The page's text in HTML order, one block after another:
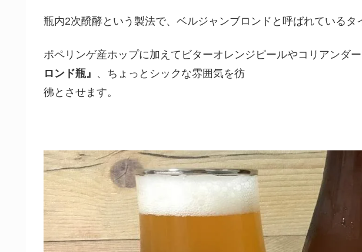
瓶内2次醗酵という製法で、ベルジャンブロンドと呼ばれているタ
ポペリンゲ産ホップに加えてビターオレンジピールやコリアンダ
ロンド瓶』 、ちょっとシックな雰囲気を彷
彿とさせます。